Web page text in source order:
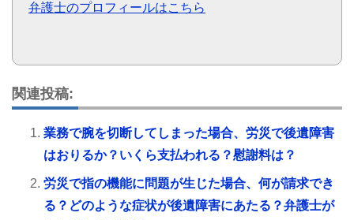
弁護士のプロフィールはこちら
関連投稿:
業務で腕を切断してしまった場合、労災で後遺障害
はおりるか？いくら支払われる？慰謝料は？
労災で指の機能に問題が生じた場合、何が請求でき
る？どのような症状が後遺障害にあたる？弁護士が